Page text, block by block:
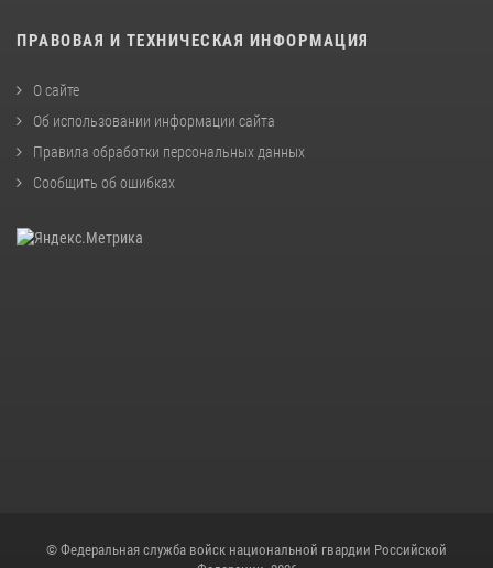
ПРАВОВАЯ И ТЕХНИЧЕСКАЯ ИНФОРМАЦИЯ
О сайте
Об использовании информации сайта
Правила обработки персональных данных
Сообщить об ошибках
© Федеральная служба войск национальной гвардии Российской